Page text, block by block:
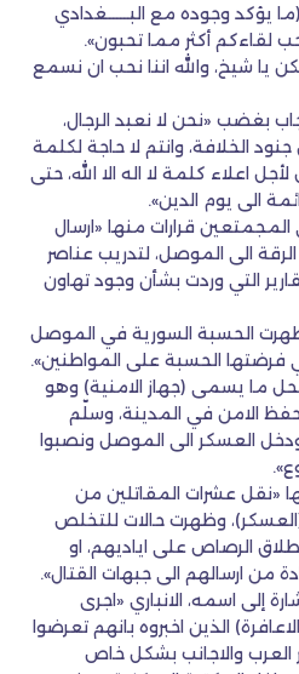
يؤكد وجوده مع البــــــغدادي
أكثر مما تحبون».
يا شيخ، والله اننا نحب ان نسمع
بغضب «نحن لا نعبد الرجال،
الخلافة، وانتم لا حاجة لكلمة
اعلاء كلمة لا اله الا الله، حتى
الى يوم الدين».
المجمتعين قرارات منها «ارسال
الى الموصل، لتدريب عناصر
التي وردت بشأن وجود تهاون
«ظهرت الحسبة السورية في الموصل
فرضتها الحسبة على المواطنين».
بحل ما يسمى (جهاز الامنية) وهو
الامن في المدينة، وسلّم
العسكر الى الموصل ونصبوا
«نقل عشرات المقاتلين من
(العسكر)، وظهرت حالات للتخلص
الرصاص على اياديهم، او
من ارسالهم الى جبهات القتال».
إلى اسمه، الانباري «اجرى
الذين اخبروه بانهم تعرضوا
العرب والاجانب بشكل خاص